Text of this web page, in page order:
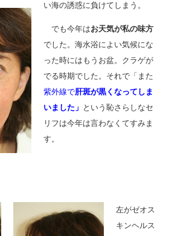
い海の誘惑に負けてしまう。
でも今年はお天気が私の味方
でした。海水浴によい気候にな
った時にはもうお盆。クラゲが
でる時期でした。それで「また
紫外線で肝斑が黒くなってしま
いました」 という恥さらしなセ
リフは今年は言わなくてすみま
す。
左がゼオス
キンヘルス